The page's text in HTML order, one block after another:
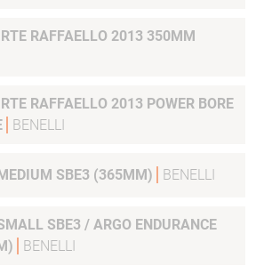
RAFFAELLO 2013 350MM
RAFFAELLO 2013 POWER BORE
BENELLI
SBE3 (365MM) BENELLI
SBE3 / ARGO ENDURANCE
BENELLI